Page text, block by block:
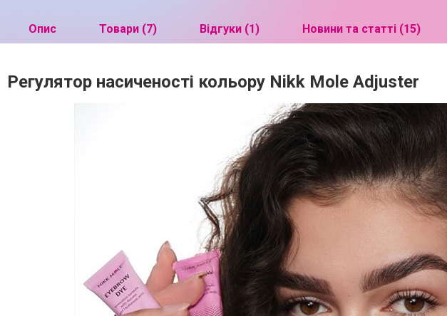
Опис Товари (7) Відгуки (1) Новини та статті (15)
Регулятор насиченості кольору Nikk Mole Adjuster